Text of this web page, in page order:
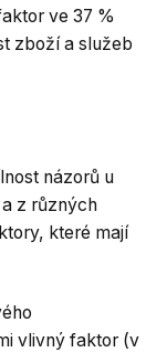
ve 37 %
zboží a služeb
názorů u
z různých
které mají
vlivný faktor (v